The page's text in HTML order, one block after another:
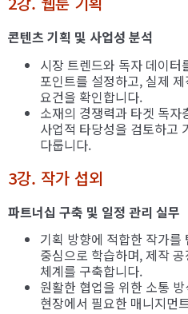
콘텐츠 기획 및 사업성 분석
시장 트렌드와 독자 데이터
포인트를 설정하고, 실제
요건을 확인합니다.
소재의 경쟁력과 타겟 독자
사업적 타당성을 검토하고
다룹니다.
3강. 작가 섭외
파트너십 구축 및 일정 관리 실무
기획 방향에 적합한 작가
중심으로 학습하며, 제작
체계를 구축합니다.
원활한 협업을 위한 소통
현장에서 필요한 매니지먼